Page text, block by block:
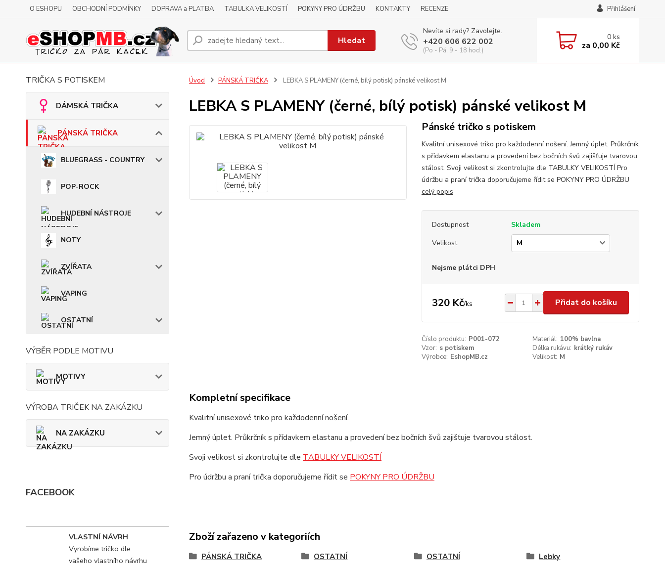
O ESHOPU OBCHODNÍ PODMÍNKY DOPRAVA a PLATBA TABULKA VELIKOSTÍ POKYNY PRO ÚDRŽBU KONTAKTY RECENZE Přihlášení
Hledat
Nevíte si rady? Zavolejte.
+420 606 622 002
(Po - Pá, 9 - 18 hod.)
0ks
za 0,00 Kč
TRIČKA S POTISKEM
DÁMSKÁ TRIČKA
PÁNSKÁ TRIČKA
BLUEGRASS - COUNTRY
POP-ROCK
HUDEBNÍ NÁSTROJE
NOTY
ZVÍŘATA
VAPING
OSTATNÍ
VÝBĚR PODLE MOTIVU
MOTIVY
VÝROBA TRIČEK NA ZAKÁZKU
NA ZAKÁZKU
FACEBOOK
VLASTNÍ NÁVRH
Vyrobíme tričko dle
vašeho vlastního návrhu
Úvod PÁNSKÁ TRIČKA LEBKA S PLAMENY (černé, bílý potisk) pánské velikost M
LEBKA S PLAMENY (černé, bílý potisk) pánské velikost M
Pánské tričko s potiskem
Kvalitní unisexové triko pro každodenní nošení. Jemný úplet. Průkrčník
s přídavkem elastanu a provedení bez bočních švů zajišťuje tvarovou
stálost. Svoji velikost si zkontrolujte dle TABULKY VELIKOSTÍ Pro
údržbu a praní trička doporučujeme řídit se POKYNY PRO ÚDRŽBU
celý popis
Dostupnost
Skladem
Velikost
Nejsme plátci DPH
320 Kč/ks Přidat do košíku
Číslo produktu: P001-072 Materiál: 100% bavlna
Vzor: s potiskem Délka rukávu: krátký rukáv
Výrobce: EshopMB.cz Velikost: M
Kompletní specifikace
Kvalitní unisexové triko pro každodenní nošení.
Jemný úplet. Průkrčník s přídavkem elastanu a provedení bez bočních švů zajišťuje tvarovou stálost.
Svoji velikost si zkontrolujte dle TABULKY VELIKOSTÍ
Pro údržbu a praní trička doporučujeme řídit se POKYNY PRO ÚDRŽBU
Zboží zařazeno v kategoriích
PÁNSKÁ TRIČKA OSTATNÍ OSTATNÍ
Lebky